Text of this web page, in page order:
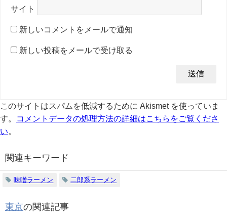
サイト
新しいコメントをメールで通知
新しい投稿をメールで受け取る
このサイトはスパムを低減するために Akismet を使っていま
す。
コメントデータの処理方法の詳細はこちらをご覧くださ
い
関連キーワード
味噌ラーメン 二郎系ラーメン
東京の関連記事